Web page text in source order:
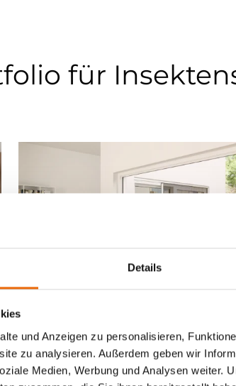
Details
und Anzeigen zu personalisieren,
zu analysieren. Außerdem geben wir
Medien, Werbung und Analysen weiter.
für
Insektenschutz-Plissee
quer verschiebbares Plissee,